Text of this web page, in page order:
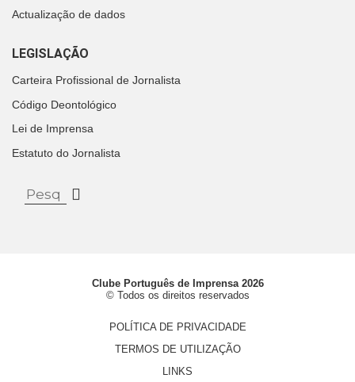
Actualização de dados
LEGISLAÇÃO
Carteira Profissional de Jornalista
Código Deontológico
Lei de Imprensa
Estatuto do Jornalista
Clube Português de Imprensa 2026
© Todos os direitos reservados
POLÍTICA DE PRIVACIDADE
TERMOS DE UTILIZAÇÃO
LINKS